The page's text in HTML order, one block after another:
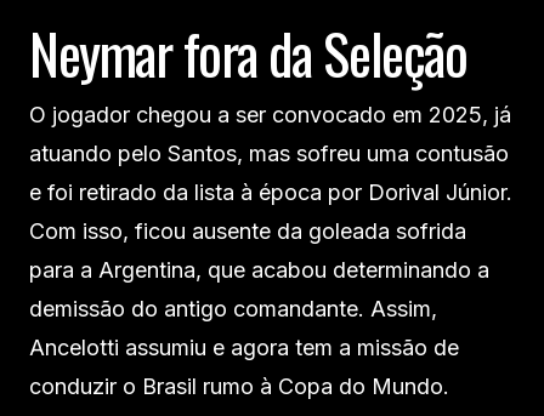
Neymar fora da Seleção
O jogador chegou a ser convocado em 2025, já
atuando pelo Santos, mas sofreu uma contusão
e foi retirado da lista à época por Dorival Júnior.
Com isso, ficou ausente da goleada sofrida
para a Argentina, que acabou determinando a
demissão do antigo comandante. Assim,
Ancelotti assumiu e agora tem a missão de
conduzir o Brasil rumo à Copa do Mundo.